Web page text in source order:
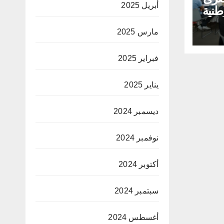
أبريل 2025
مارس 2025
فبراير 2025
يناير 2025
ديسمبر 2024
نوفمبر 2024
أكتوبر 2024
سبتمبر 2024
أغسطس 2024